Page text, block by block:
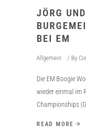
JÖRG
BEI EM
Allgemein By
Die EM Boogie
wieder einmal im
Championships
READ MORE